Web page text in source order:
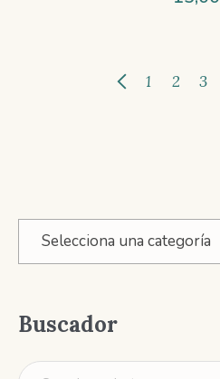
1 2 3
Selecciona una categoría
Buscador